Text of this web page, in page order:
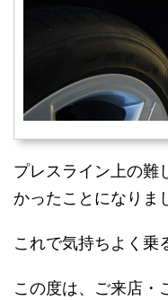
プレスライン上の難
かったことになりま
これで気持ちよく乗
この度は、ご来店・